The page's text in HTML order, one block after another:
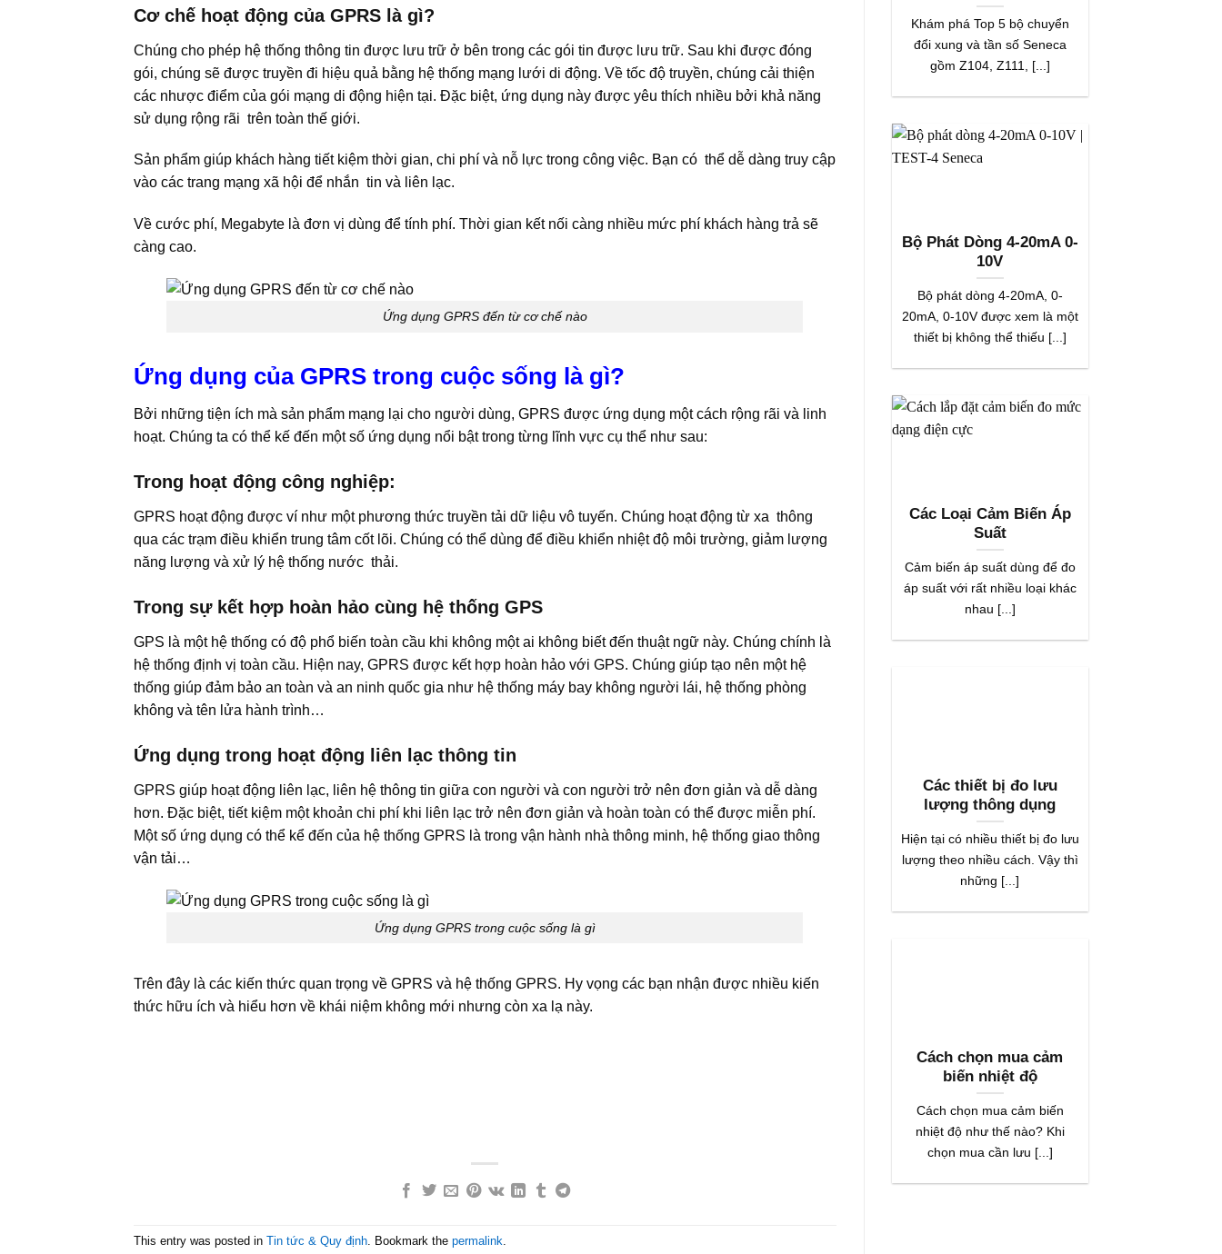
Cơ chế hoạt động của GPRS là gì?
Chúng cho phép hệ thống thông tin được lưu trữ ở bên trong các gói tin được lưu trữ. Sau khi được đóng
gói, chúng sẽ được truyền đi hiệu quả bằng hệ thống mạng lưới di động. Về tốc độ truyền, chúng cải thiện
các nhược điểm của gói mạng di động hiện tại. Đặc biệt, ứng dụng này được yêu thích nhiều bởi khả năng
sử dụng rộng rãi trên toàn thế giới.
Sản phẩm giúp khách hàng tiết kiệm thời gian, chi phí và nỗ lực trong công việc. Bạn có thể dễ dàng truy cập
vào các trang mạng xã hội để nhắn tin và liên lạc.
Về cước phí, Megabyte là đơn vị dùng để tính phí. Thời gian kết nối càng nhiều mức phí khách hàng trả sẽ
càng cao.
Ứng dụng GPRS đến từ cơ chế nào
Ứng dụng của GPRS trong cuộc sống là gì?
Bởi những tiện ích mà sản phẩm mạng lại cho người dùng, GPRS được ứng dụng một cách rộng rãi và linh
hoạt. Chúng ta có thể kế đến một số ứng dụng nổi bật trong từng lĩnh vực cụ thể như sau:
Trong hoạt động công nghiệp:
GPRS hoạt động được ví như một phương thức truyền tải dữ liệu vô tuyến. Chúng hoạt động từ xa thông
qua các trạm điều khiển trung tâm cốt lõi. Chúng có thể dùng để điều khiển nhiệt độ môi trường, giảm lượng
năng lượng và xử lý hệ thống nước thải.
Trong sự kết hợp hoàn hảo cùng hệ thống GPS
GPS là một hệ thống có độ phổ biến toàn cầu khi không một ai không biết đến thuật ngữ này. Chúng chính là
hệ thống định vị toàn cầu. Hiện nay, GPRS được kết hợp hoàn hảo với GPS. Chúng giúp tạo nên một hệ
thống giúp đảm bảo an toàn và an ninh quốc gia như hệ thống máy bay không người lái, hệ thống phòng
không và tên lửa hành trình…
Ứng dụng trong hoạt động liên lạc thông tin
GPRS giúp hoạt động liên lạc, liên hệ thông tin giữa con người và con người trở nên đơn giản và dễ dàng
hơn. Đặc biệt, tiết kiệm một khoản chi phí khi liên lạc trở nên đơn giản và hoàn toàn có thể được miễn phí.
Một số ứng dụng có thể kể đến của hệ thống GPRS là trong vận hành nhà thông minh, hệ thống giao thông
vận tải…
Ứng dụng GPRS trong cuộc sống là gì
Trên đây là các kiến thức quan trọng về GPRS và hệ thống GPRS. Hy vọng các bạn nhận được nhiều kiến
thức hữu ích và hiểu hơn về khái niệm không mới nhưng còn xa lạ này.
This entry was posted in Tin tức & Quy định . Bookmark the permalink
Khám phá Top 5 bộ chuyển
đổi xung và tần số Seneca
gồm Z104, Z111, [...]
Bộ Phát Dòng 4-20mA 0-
10V
Bộ phát dòng 4-20mA, 0-
20mA, 0-10V được xem là một
thiết bị không thể thiếu [...]
Các Loại Cảm Biến Áp
Suất
Cảm biến áp suất dùng để đo
áp suất với rất nhiều loại khác
nhau [...]
Các thiết bị đo lưu
lượng thông dụng
Hiện tại có nhiều thiết bị đo lưu
lượng theo nhiều cách. Vậy thì
những [...]
Cách chọn mua cảm
biến nhiệt độ
Cách chọn mua cảm biến
nhiệt độ như thế nào? Khi
chọn mua cần lưu [...]